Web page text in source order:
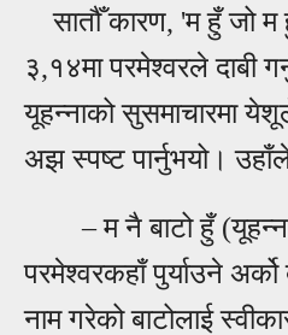
सातौँ कारण, 'म हुँ जो म
३,१४मा परमेश्वरले दाबी
यूहन्नाको सुसमाचारमा
अझ स्पष्ट पार्नुभयो।
–म नै बाटो हुँ
परमेश्वरकहाँ पुर्याउने
नाम गरेको बाटोलाई